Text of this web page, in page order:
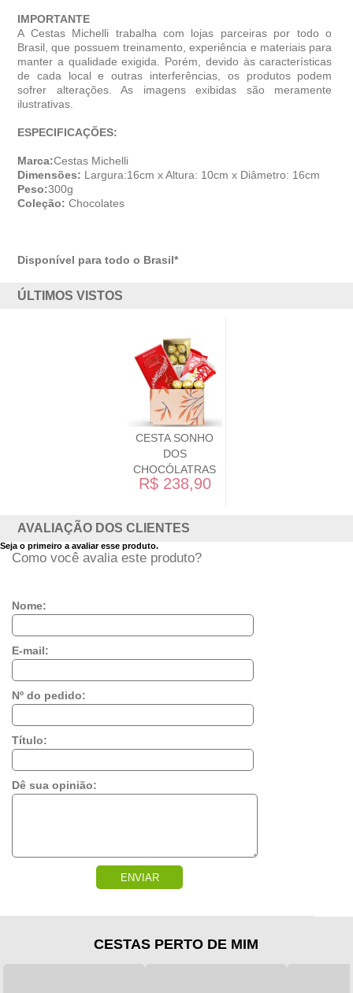
IMPORTANTE
A Cestas Michelli trabalha com lojas parceiras por todo o
Brasil, que possuem treinamento, experiência e materiais para
manter a qualidade exigida. Porém, devido às características
de cada local e outras interferências, os produtos podem
sofrer alterações. As imagens exibidas são meramente
ilustrativas.
ESPECIFICAÇÕES:
Marca:Cestas Michelli
Dimensões: Largura:16cm x Altura: 10cm x Diâmetro: 16cm
Peso:300g
Coleção: Chocolates
Disponível para todo o Brasil*
ÚLTIMOS VISTOS
CESTA SONHO
DOS
CHOCÓLATRAS
R$ 238,90
AVALIAÇÃO DOS CLIENTES
Seja o primeiro a avaliar esse produto.
Como você avalia este produto?
Nome:
E-mail:
Nº do pedido:
Título:
Dê sua opinião:
ENVIAR
CESTAS PERTO DE MIM